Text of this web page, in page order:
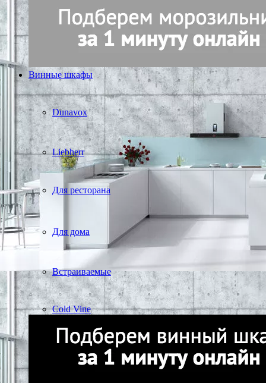
Винные шкафы
Dunavox
Liebherr
Для ресторана
Для дома
Встраиваемые
Cold Vine